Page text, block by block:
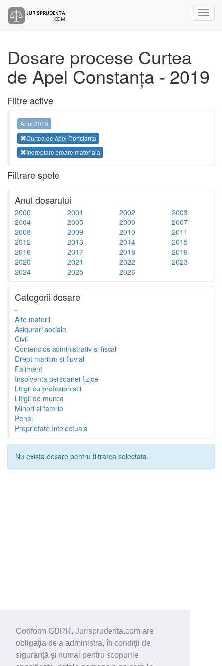
Conform GDPR, Jurisprudenta.com are
obligaţia de a administra, în condiţii de
siguranţă şi numai pentru scopurile
Dosare procese Curtea
de Apel Constanța - 2019
Filtre active
Anul 2019
Curtea de Apel Constanța
Indreptare eroare materiala
Filtrare spete
Anul dosarului
2000 2001 2002
2003
2004
2005 2006
2007
2008
2009 2010
2011
2012
2013 2014
2015
2016
2017 2018
2019
2020
2021 2022
2023
2024
2025 2026
Categorii dosare
-
Alte materii
Asigurari sociale
Civil
Contencios administrativ si fiscal
Drept maritim si fluvial
Faliment
Insolventa persoanei fizice
Litigii cu profesionistii
Litigii de munca
Minori si familie
Penal
Proprietate Intelectuala
Nu exista dosare pentru filtrarea selectata.